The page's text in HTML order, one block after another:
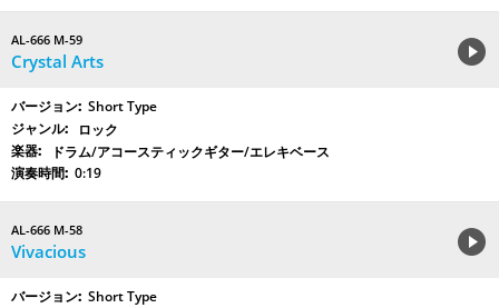
AL-666 M-59
Crystal Arts
Short Type
ロック
ドラム/アコースティックギター/エレキベース
0:19
AL-666 M-58
Vivacious
Short Type